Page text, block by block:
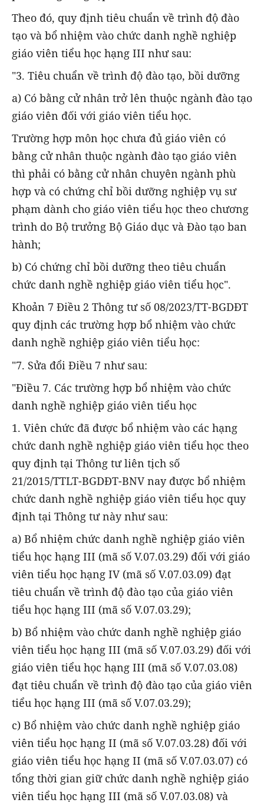
Theo đó, quy định tiêu chuẩn về trình độ đào
tạo và bổ nhiệm vào chức danh nghề nghiệp
giáo viên tiểu học hạng III như sau:
"3. Tiêu chuẩn về trình độ đào tạo, bồi dưỡng
a) Có bằng cử nhân trở lên thuộc ngành đào tạo
giáo viên đối với giáo viên tiểu học.
Trường hợp môn học chưa đủ giáo viên có
bằng cử nhân thuộc ngành đào tạo giáo viên
thì phải có bằng cử nhân chuyên ngành phù
hợp và có chứng chỉ bồi dưỡng nghiệp vụ sư
phạm dành cho giáo viên tiểu học theo chương
trình do Bộ trưởng Bộ Giáo dục và Đào tạo ban
hành;
b) Có chứng chỉ bồi dưỡng theo tiêu chuẩn
chức danh nghề nghiệp giáo viên tiểu học".
Khoản 7 Điều 2 Thông tư số 08/2023/TT-BGDĐT
quy định các trường hợp bổ nhiệm vào chức
danh nghề nghiệp giáo viên tiểu học:
"7. Sửa đổi Điều 7 như sau:
"Điều 7. Các trường hợp bổ nhiệm vào chức
danh nghề nghiệp giáo viên tiểu học
1. Viên chức đã được bổ nhiệm vào các hạng
chức danh nghề nghiệp giáo viên tiểu học theo
quy định tại Thông tư liên tịch số
21/2015/TTLT-BGDĐT-BNV nay được bổ nhiệm
chức danh nghề nghiệp giáo viên tiểu học quy
định tại Thông tư này như sau:
a) Bổ nhiệm chức danh nghề nghiệp giáo viên
tiểu học hạng III (mã số V.07.03.29) đối với giáo
viên tiểu học hạng IV (mã số V.07.03.09) đạt
tiêu chuẩn về trình độ đào tạo của giáo viên
tiểu học hạng III (mã số V.07.03.29);
b) Bổ nhiệm vào chức danh nghề nghiệp giáo
viên tiểu học hạng III (mã số V.07.03.29) đối với
giáo viên tiểu học hạng III (mã số V.07.03.08)
đạt tiêu chuẩn về trình độ đào tạo của giáo viên
tiểu học hạng III (mã số V.07.03.29);
c) Bổ nhiệm vào chức danh nghề nghiệp giáo
viên tiểu học hạng II (mã số V.07.03.28) đối với
giáo viên tiểu học hạng II (mã số V.07.03.07) có
tổng thời gian giữ chức danh nghề nghiệp giáo
viên tiểu học hạng III (mã số V.07.03.08) và